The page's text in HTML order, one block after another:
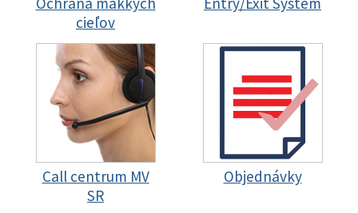
cieľov
Call centrum MV
SR
Objednávky